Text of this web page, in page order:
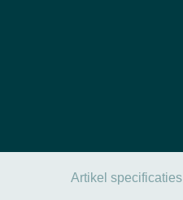
Artikel specificaties